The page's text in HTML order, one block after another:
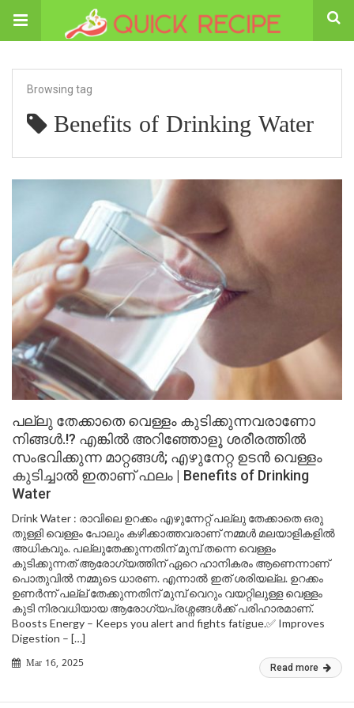
Browsing tag
Benefits of Drinking Water
പല്ലു തേക്കാതെ വെള്ളം കുടിക്കുന്നവരാണോ
നിങ്ങൾ.!? എങ്കിൽ അറിഞ്ഞോളൂ ശരീരത്തിൽ
സംഭവിക്കുന്ന മാറ്റങ്ങൾ; എഴുനേറ്റ ഉടൻ വെള്ളം
കുടിച്ചാൽ ഇതാണ് ഫലം | Benefits of Drinking
Water
Drink Water : രാവിലെ ഉറക്കം എഴുന്നേറ്റ് പല്ലു തേക്കാതെ ഒരു
തുള്ളി വെള്ളം പോലും കഴിക്കാത്തവരാണ് നമ്മൾ മലയാളികളിൽ
അധികവും. പല്ലുതേക്കുന്നതിന് മുമ്പ് തന്നെ വെള്ളം
കുടിക്കുന്നത് ആരോഗ്യത്തിന് ഏറെ ഹാനികരം ആണെന്നാണ്
പൊതുവിൽ നമ്മുടെ ധാരണ. എന്നാൽ ഇത് ശരിയല്ല. ഉറക്കം
ഉണർന്ന് പല്ല് തേക്കുന്നതിന് മുമ്പ് വെറും വയറ്റിലുള്ള വെള്ളം
കുടി നിരവധിയായ ആരോഗ്യപ്രശ്നങ്ങൾക്ക് പരിഹാരമാണ്.
Boosts Energy – Keeps you alert and fights fatigue.✅ Improves
Digestion – […]
Mar 16, 2025 Read more